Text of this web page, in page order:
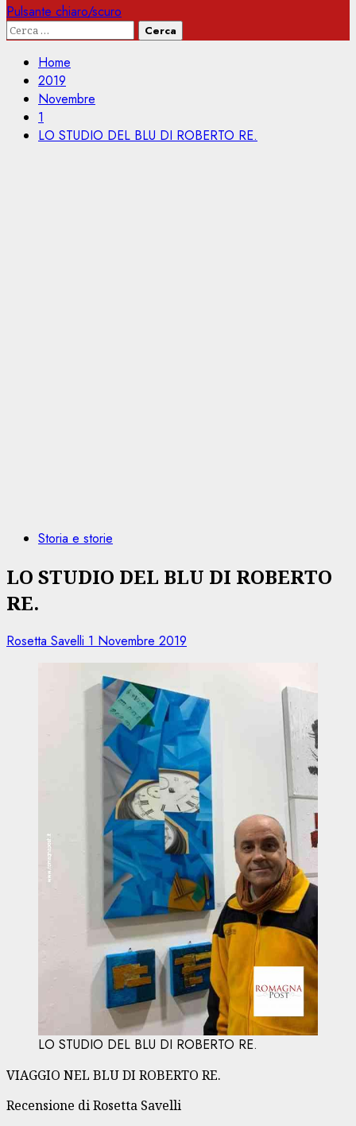
Pulsante chiaro/scuro
Ricerca
Home
2019
Novembre
1
LO STUDIO DEL BLU DI ROBERTO RE.
Storia e storie
LO STUDIO DEL BLU DI ROBERTO
RE.
Rosetta Savelli 1 Novembre 2019
LO STUDIO DEL BLU DI ROBERTO RE.
VIAGGIO NEL BLU DI ROBERTO RE.
Recensione di Rosetta Savelli